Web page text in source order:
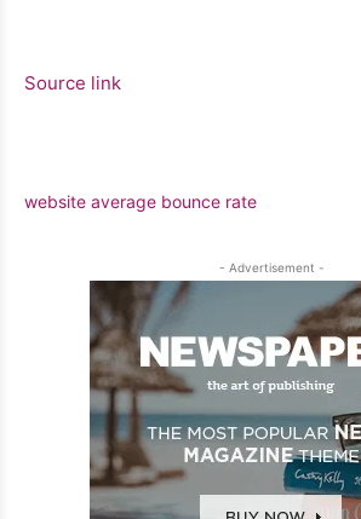
Source link
website average bounce rate
- Advertisement -